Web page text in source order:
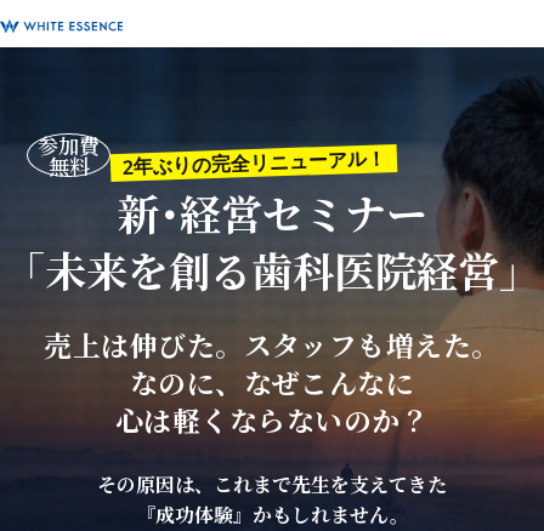
参加費
無料 2年ぶりの完全リニューアル！
新･経営セミナー
「未来を創る歯科医院経営」
売上は伸びた。スタッフも増えた。
なのに、なぜこんなに
心は軽くならないのか？
その原因は、これまで先生を支えてきた
『成功体験』かもしれません。